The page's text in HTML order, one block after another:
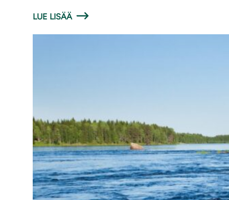
LUE LISÄÄ